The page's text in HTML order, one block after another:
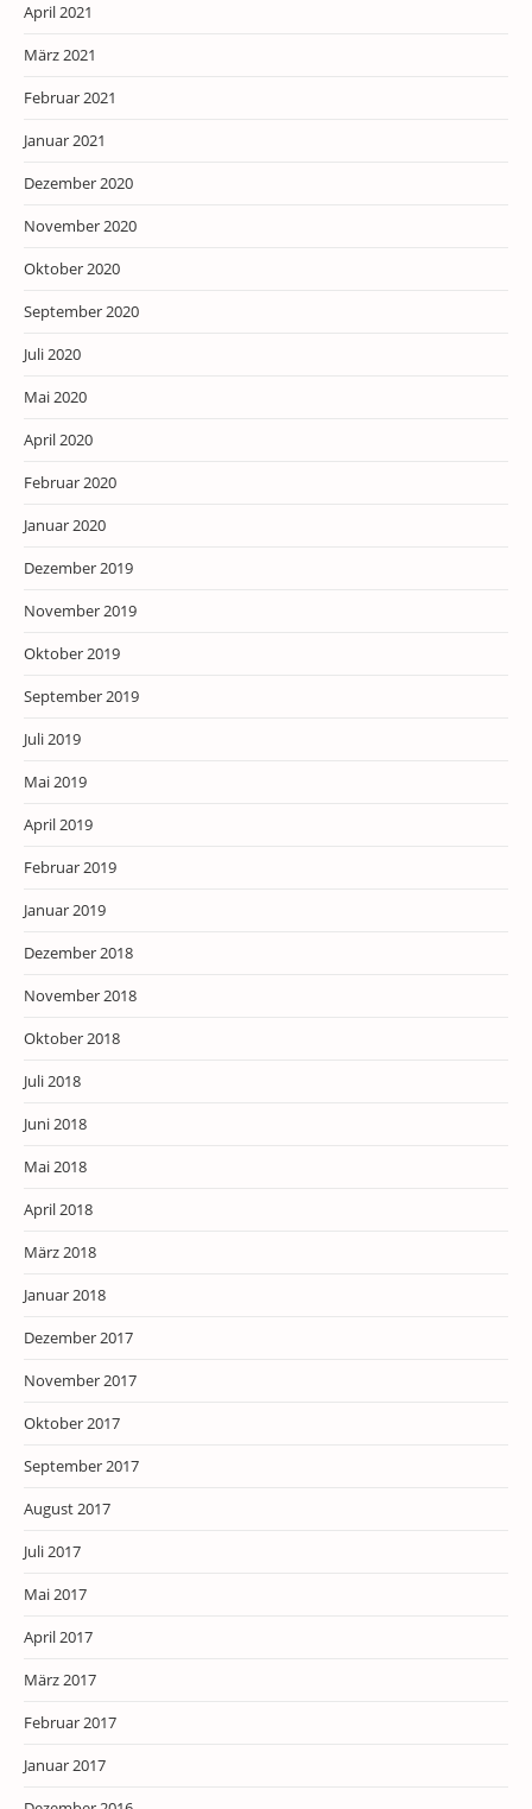
April 2021
März 2021
Februar 2021
Januar 2021
Dezember 2020
November 2020
Oktober 2020
September 2020
Juli 2020
Mai 2020
April 2020
Februar 2020
Januar 2020
Dezember 2019
November 2019
Oktober 2019
September 2019
Juli 2019
Mai 2019
April 2019
Februar 2019
Januar 2019
Dezember 2018
November 2018
Oktober 2018
Juli 2018
Juni 2018
Mai 2018
April 2018
März 2018
Januar 2018
Dezember 2017
November 2017
Oktober 2017
September 2017
August 2017
Juli 2017
Mai 2017
April 2017
März 2017
Februar 2017
Januar 2017